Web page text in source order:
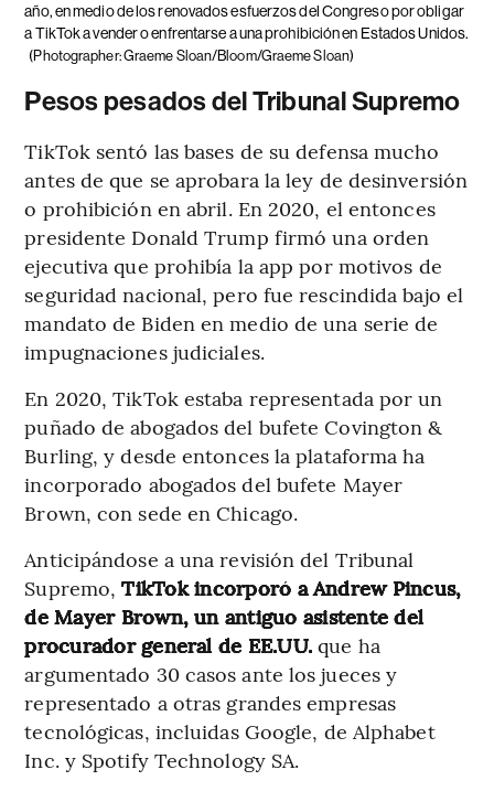
año, en medio de los renovados esfuerzos del Congreso por obligar
a TikTok a vender o enfrentarse a una prohibición en Estados Unidos.
(Photographer: Graeme Sloan/Bloom/Graeme Sloan)
Pesos pesados del Tribunal Supremo
TikTok sentó las bases de su defensa mucho
antes de que se aprobara la ley de desinversión
o prohibición en abril. En 2020, el entonces
presidente Donald Trump firmó una orden
ejecutiva que prohibía la app por motivos de
seguridad nacional, pero fue rescindida bajo el
mandato de Biden en medio de una serie de
impugnaciones judiciales.
En 2020, TikTok estaba representada por un
puñado de abogados del bufete Covington &
Burling, y desde entonces la plataforma ha
incorporado abogados del bufete Mayer
Brown, con sede en Chicago.
Anticipándose a una revisión del Tribunal
Supremo, TikTok incorporó a Andrew Pincus,
de Mayer Brown, un antiguo asistente del
procurador general de EE.UU. que ha
argumentado 30 casos ante los jueces y
representado a otras grandes empresas
tecnológicas, incluidas Google, de Alphabet
Inc. y Spotify Technology SA.